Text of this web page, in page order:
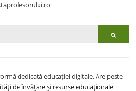
dedicată educației digitale. Are peste
de învățareși resurse educaționale